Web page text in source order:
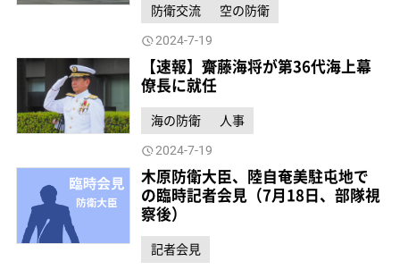
防衛交流 空の防衛
2024-7-19
【速報】齋藤海将が第36代海上幕
僚長に就任
海の防衛 人事
2024-7-19
木原防衛大臣、陸自奄美駐屯地で
の臨時記者会見（7月18日、部隊視
察後）
記者会見